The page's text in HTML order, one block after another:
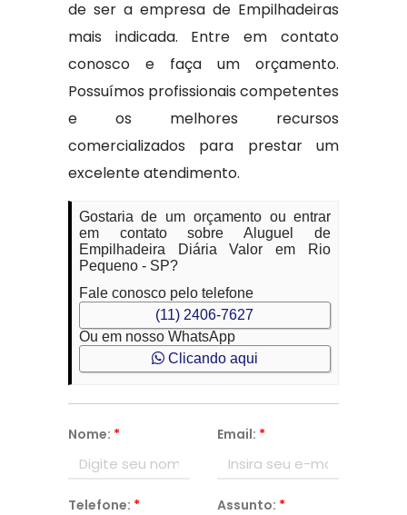
de ser a empresa de Empilhadeiras
mais indicada. Entre em contato
conosco e faça um orçamento.
Possuímos profissionais competentes
e os melhores recursos
comercializados para prestar um
excelente atendimento.
Gostaria de um orçamento ou entrar
em contato sobre Aluguel de
Empilhadeira Diária Valor em Rio
Pequeno - SP?
Fale conosco pelo telefone
(11) 2406-7627
Ou em nosso WhatsApp
Clicando aqui
Nome: * Email: *
Telefone: * Assunto: *